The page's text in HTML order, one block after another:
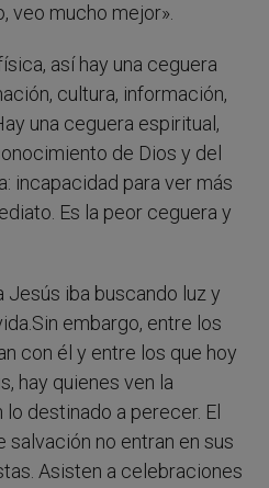
veo mucho mejor».
así hay una ceguera
cultura, información,
una ceguera espiritual,
de Dios y del
incapacidad para ver más
Es la peor ceguera y
Jesús iba buscando luz y
embargo, entre los
con él y entre los que hoy
hay quienes ven la
destinado a perecer. El
salvación no entran en sus
Asisten a celebraciones